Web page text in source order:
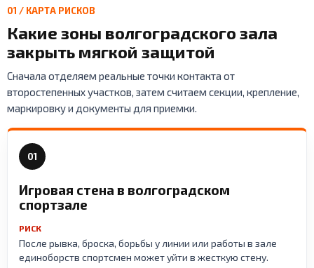
01 / КАРТА РИСКОВ
Какие зоны волгоградского зала
закрыть мягкой защитой
Сначала отделяем реальные точки контакта от
второстепенных участков, затем считаем секции, крепление,
маркировку и документы для приемки.
01
Игровая стена в волгоградском
спортзале
РИСК
После рывка, броска, борьбы у линии или работы в зале
единоборств спортсмен может уйти в жесткую стену.